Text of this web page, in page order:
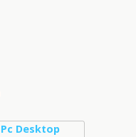
Pc Desktop